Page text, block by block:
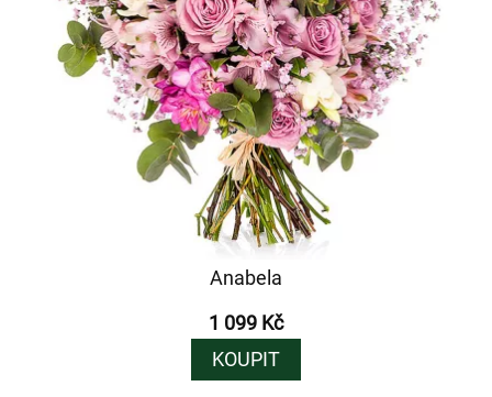
Anabela
1 099 Kč
KOUPIT